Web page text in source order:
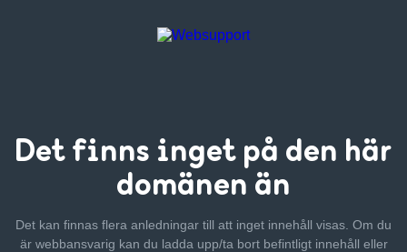
Det finns inget på den här
domänen än
Det kan finnas flera anledningar till att inget innehåll visas. Om du
är webbansvarig kan du ladda upp/ta bort befintligt innehåll eller